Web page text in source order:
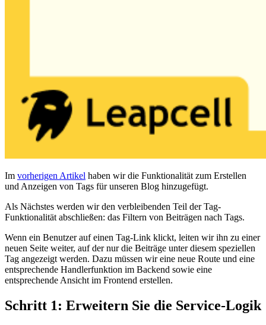
Im vorherigen Artikel haben wir die Funktionalität zum Erstellen
und Anzeigen von Tags für unseren Blog hinzugefügt.
Als Nächstes werden wir den verbleibenden Teil der Tag-
Funktionalität abschließen: das Filtern von Beiträgen nach Tags.
Wenn ein Benutzer auf einen Tag-Link klickt, leiten wir ihn zu einer
neuen Seite weiter, auf der nur die Beiträge unter diesem speziellen
Tag angezeigt werden. Dazu müssen wir eine neue Route und eine
entsprechende Handlerfunktion im Backend sowie eine
entsprechende Ansicht im Frontend erstellen.
Schritt 1: Erweitern Sie die Service-Logik